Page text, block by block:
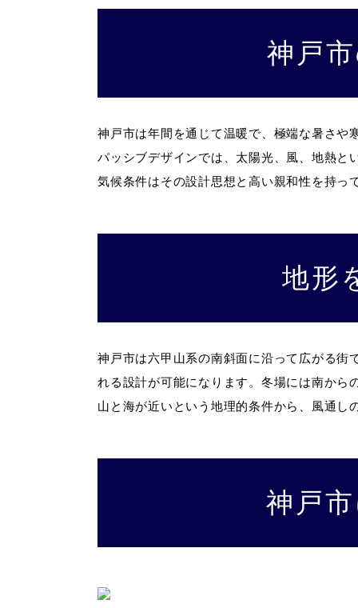
神戸
神戸市は年間を通じて温暖で、極端な暑さや
パッシブデザインでは、太陽光、風、地熱と
気候条件はその設計思想と高い親和性を持っ
地形
神戸市は六甲山系の南斜面に沿って広がる街
れる設計が可能になります。冬場には南から
山と海が近いという地理的条件から、風通し
神戸